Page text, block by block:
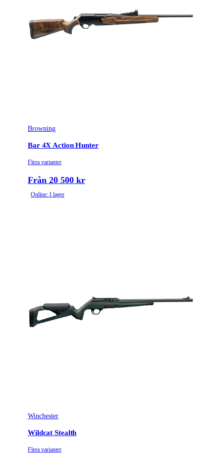
Browning
Bar 4X Action Hunter
Flera varianter
Från 20 500 kr
Online: I lager
Winchester
Wildcat Stealth
Flera varianter